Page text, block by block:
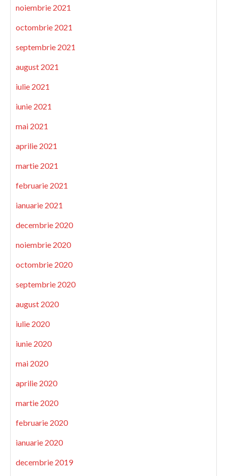
noiembrie 2021
octombrie 2021
septembrie 2021
august 2021
iulie 2021
iunie 2021
mai 2021
aprilie 2021
martie 2021
februarie 2021
ianuarie 2021
decembrie 2020
noiembrie 2020
octombrie 2020
septembrie 2020
august 2020
iulie 2020
iunie 2020
mai 2020
aprilie 2020
martie 2020
februarie 2020
ianuarie 2020
decembrie 2019